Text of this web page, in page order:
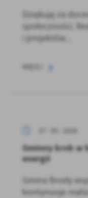
Dziękuję za
społeczności.
i projektów...
27 - 05 - 2026
Gminny krok w
energii
Gmina Brody
kontynuuje